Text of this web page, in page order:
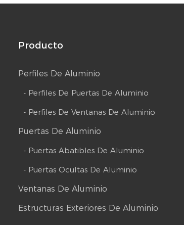
Producto
Perfiles De Aluminio
- Perfiles De Puertas De Aluminio
- Perfiles De Ventanas De Aluminio
Puertas De Aluminio
- Puertas Abatibles De Aluminio
- Puertas Ocultas De Aluminio
Ventanas De Aluminio
Estructuras Exteriores De Aluminio